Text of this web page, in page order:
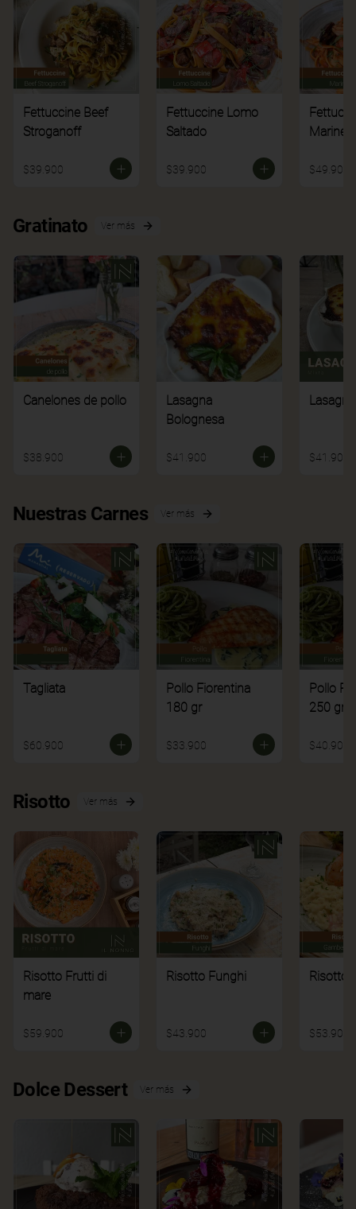
Fettuccine Beef
Stroganoff
$39.900
Fettuccine Lomo
Saltado
$39.900
Marinera
$49.900
Gratinato Ver más
Canelones de pollo
$38.900
Lasagna
Bolognesa
$41.900 $41.900
Nuestras Carnes Ver más
Tagliata
$60.900
Pollo Fiorentina
180 gr
$33.900
Pollo
250 gr
$40.900
Risotto Ver más
Risotto Frutti di
mare
$59.900
Risotto Funghi
$43.900
Risotto
$53.900
Dolce Dessert Ver más